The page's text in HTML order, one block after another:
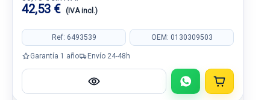
42,53 € (IVA incl.)
Ref: 6493539 OEM: 0130309503
Garantía 1 año Envío 24-48h